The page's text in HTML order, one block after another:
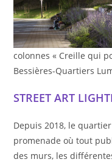
colonnes « Creille qui
Bessières-Quartiers
STREET ART
Depuis 2018, le
promenade où tout
des murs, les